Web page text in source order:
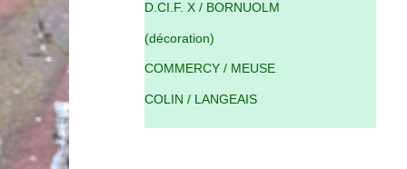
D.CI.F. X / BORNUOLM
(décoration)
COMMERCY / MEUSE
COLIN / LANGEAIS